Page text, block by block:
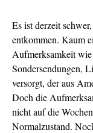
Es ist derzeit
entkommen. Kaum
Aufmerksamkeit
Sondersendungen,
versorgt, der aus
Doch die
nicht auf die
Normalzustand.